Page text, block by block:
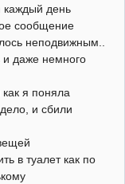
каждый день
сообщение
неподвижным..
и даже немного
я поняла
и сбили
в туалет как по